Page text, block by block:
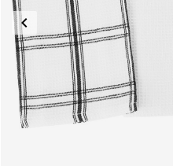
Poprzedni
keyboard_arrow_left